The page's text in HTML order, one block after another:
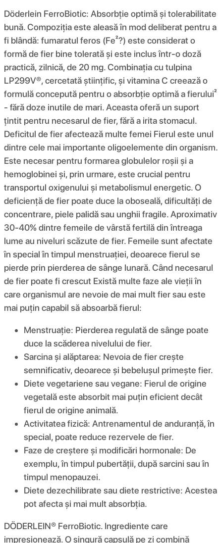
Döderlein FerroBiotic: Absorbție optimă și tolerabilitate
bună. Compoziția este aleasă în mod deliberat pentru a
fi blândă: fumaratul feros (Fe²?) este considerat o
formă de fier bine tolerată și este inclus într-o doză
practică, zilnică, de 20 mg. Combinația cu tulpina
LP299V®, cercetată științific, și vitamina C creează o
formulă concepută pentru o absorbție optimă a fierului²
- fără doze inutile de mari. Aceasta oferă un suport
țintit pentru necesarul de fier, fără a irita stomacul.
Deficitul de fier afectează multe femei Fierul este unul
dintre cele mai importante oligoelemente din organism.
Este necesar pentru formarea globulelor roșii și a
hemoglobinei și, prin urmare, este crucial pentru
transportul oxigenului și metabolismul energetic. O
deficiență de fier poate duce la oboseală, dificultăți de
concentrare, piele palidă sau unghii fragile. Aproximativ
30-40% dintre femeile de vârstă fertilă din întreaga
lume au niveluri scăzute de fier. Femeile sunt afectate
în special în timpul menstruației, deoarece fierul se
pierde prin pierderea de sânge lunară. Când necesarul
de fier poate fi crescut Există multe faze ale vieții în
care organismul are nevoie de mai mult fier sau este
mai puțin capabil să absoarbă fierul:
Menstruație: Pierderea regulată de sânge poate
duce la scăderea nivelului de fier.
Sarcina și alăptarea: Nevoia de fier crește
semnificativ, deoarece și bebelușul primește fier.
Diete vegetariene sau vegane: Fierul de origine
vegetală este absorbit mai puțin eficient decât
fierul de origine animală.
Activitatea fizică: Antrenamentul de anduranță, în
special, poate reduce rezervele de fier.
Faze de creștere și modificări hormonale: De
exemplu, în timpul pubertății, după sarcini sau în
timpul menopauzei.
Diete dezechilibrate sau diete restrictive: Acestea
pot afecta și mai mult absorbția.
DÖDERLEIN® FerroBiotic. Ingrediente care
impresionează. O singură capsulă pe zi combină